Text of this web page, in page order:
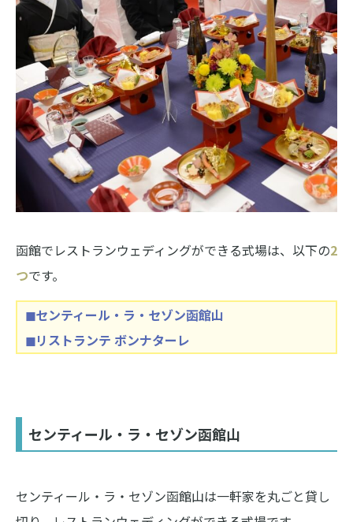
函館でレストランウェディングができる式場は、以下の2
つです。
◼︎センティール・ラ・セゾン函館山
◼︎リストランテ ボンナターレ
センティール・ラ・セゾン函館山
センティール・ラ・セゾン函館山は一軒家を丸ごと貸し